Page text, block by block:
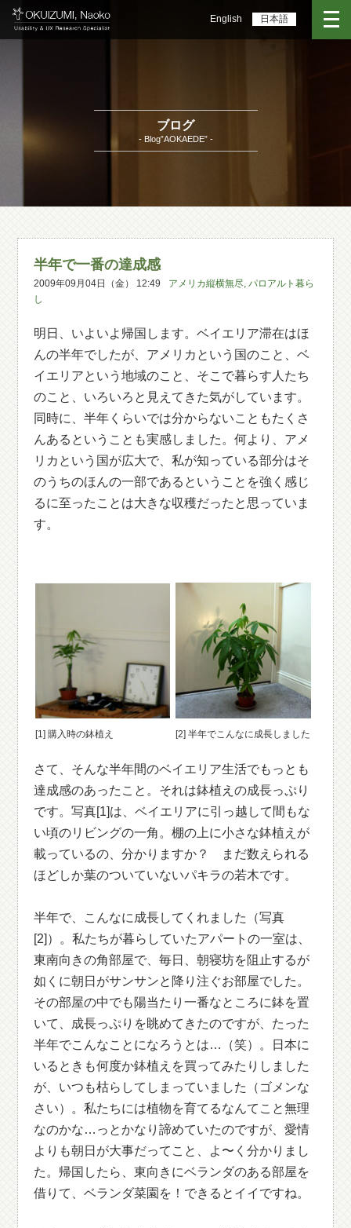
English 日本語
ブログ
- Blog”AOKAEDE” -
半年で一番の達成感
2009年09月04日（金） 12:49 アメリカ縦横無尽,パロアルト暮ら
し
明日、いよいよ帰国します。ベイエリア滞在はほ
んの半年でしたが、アメリカという国のこと、ベ
イエリアという地域のこと、そこで暮らす人たち
のこと、いろいろと見えてきた気がしています。
同時に、半年くらいでは分からないこともたくさ
んあるということも実感しました。何より、アメ
リカという国が広大で、私が知っている部分はそ
のうちのほんの一部であるということを強く感じ
るに至ったことは大きな収穫だったと思っていま
す。
[1] 購入時の鉢植え [2] 半年でこんなに成長しました
さて、そんな半年間のベイエリア生活でもっとも
達成感のあったこと。それは鉢植えの成長っぷり
です。写真[1]は、ベイエリアに引っ越して間もな
い頃のリビングの一角。棚の上に小さな鉢植えが
載っているの、分かりますか？ まだ数えられる
ほどしか葉のついていないパキラの若木です。
半年で、こんなに成長してくれました（写真
[2]）。私たちが暮らしていたアパートの一室は、
東南向きの角部屋で、毎日、朝寝坊を阻止するが
如くに朝日がサンサンと降り注ぐお部屋でした。
その部屋の中でも陽当たり一番なところに鉢を置
いて、成長っぷりを眺めてきたのですが、たった
半年でこんなことになろうとは…（笑）。日本に
いるときも何度か鉢植えを買ってみたりしました
が、いつも枯らしてしまっていました（ゴメンな
さい）。私たちには植物を育てるなんてこと無理
なのかな…っとかなり諦めていたのですが、愛情
よりも朝日が大事だってこと、よ〜く分かりまし
た。帰国したら、東向きにベランダのある部屋を
借りて、ベランダ菜園を！できるとイイですね。